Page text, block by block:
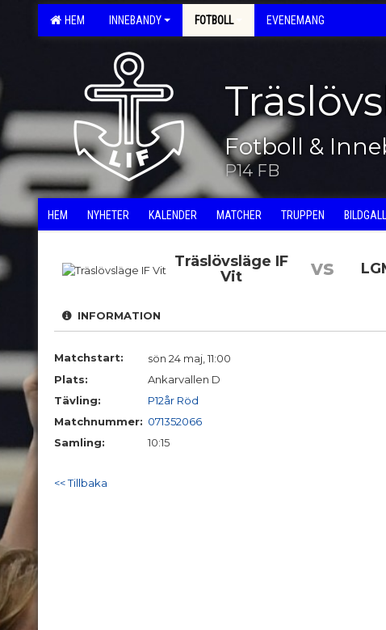
HEM INNEBANDY FOTBOLL EVENEMANG
Fotboll &
P14 FB
HEM NYHETER KALENDER MATCHER TRUPPEN
Träslövsläge IF
Vit
vs
INFORMATION
Matchstart:
sön 24 maj, 11:00
Plats:
Ankarvallen D
Tävling:
P12år Röd
Matchnummer: 071352066
Samling:
10:15
<< Tillbaka